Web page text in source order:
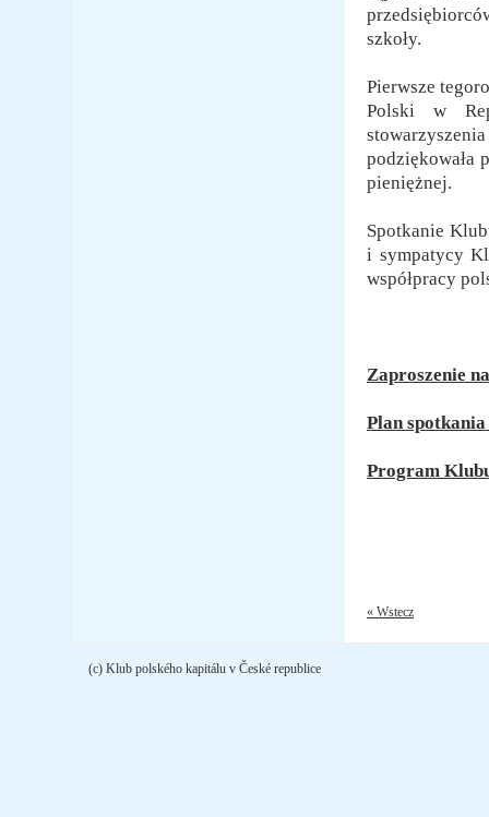
szkoły.
Pierwsze
Polski w
podziękowała
pieniężnej.
Spotkanie
i sympatycy
współpracy
Zaproszenie
Plan
Program
« Wstecz
(c) Klub polského kapitálu v České republice